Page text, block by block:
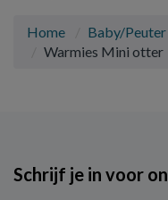
Home Baby/Peuter
Warmies Mini otter
Schrijf je in voor